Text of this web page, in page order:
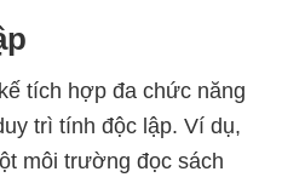
tích hợp đa chức năng
trì tính độc lập. Ví dụ,
môi trường đọc sách